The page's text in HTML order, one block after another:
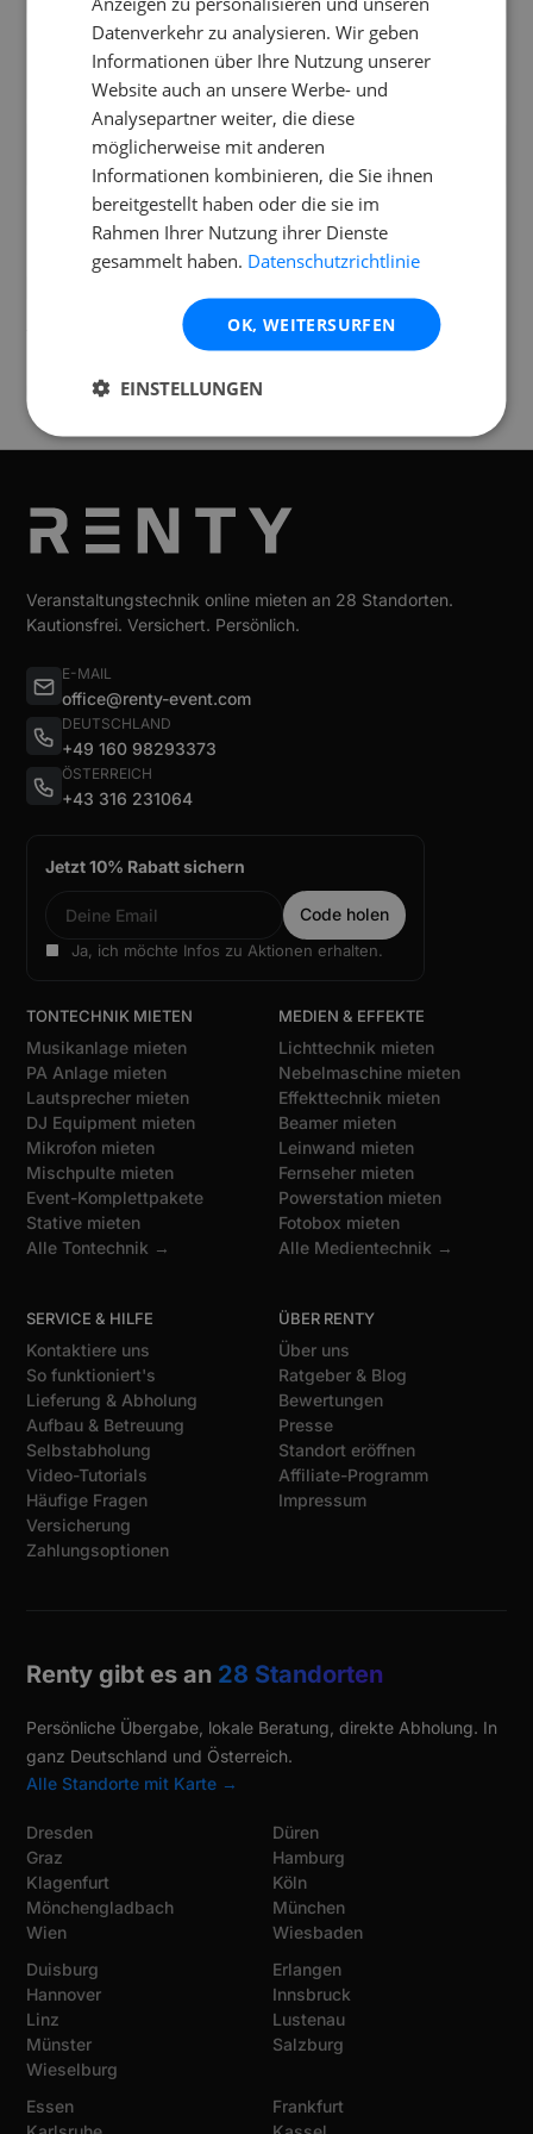
Hinterlässt die Stairville AF-40 Mini Fog
Machine einen Geruch?
Wie wartungsintensiv ist die Stairville AF-
40 Mini Fog Machine?
Verfügbar an folgendenStandorten
Veranstaltungstechnik online mieten an 28 Standorten.
Kautionsfrei. Versichert. Persönlich.
E-MAIL
office@renty-event.com
DEUTSCHLAND
+49 160 98293373
ÖSTERREICH
+43 316 231064
Jetzt 10% Rabatt sichern
Ja, ich möchte Infos zu Aktionen erhalten.
TONTECHNIK MIETEN
Musikanlage mieten
PA Anlage mieten
Lautsprecher mieten
DJ Equipment mieten
Mikrofon mieten
Mischpulte mieten
Event-Komplettpakete
Stative mieten
Alle Tontechnik →
MEDIEN & EFFEKTE
Lichttechnik mieten
Nebelmaschine mieten
Effekttechnik mieten
Beamer mieten
Leinwand mieten
Fernseher mieten
Powerstation mieten
Fotobox mieten
Alle Medientechnik →
SERVICE & HILFE
Kontaktiere uns
So funktioniert's
Lieferung & Abholung
Aufbau & Betreuung
Selbstabholung
Video-Tutorials
Häufige Fragen
Versicherung
Zahlungsoptionen
ÜBER RENTY
Über uns
Ratgeber & Blog
Bewertungen
Presse
Standort eröffnen
Affiliate-Programm
Impressum
Renty gibt es an 28 Standorten
Persönliche Übergabe, lokale Beratung, direkte Abholung. In
ganz Deutschland und Österreich.
Alle Standorte mit Karte →
Dresden
Graz
Klagenfurt
Mönchengladbach
Wien
Düren
Hamburg
Köln
München
Wiesbaden
Duisburg
Hannover
Linz
Münster
Wieselburg
Erlangen
Innsbruck
Lustenau
Salzburg
Essen
Frankfurt
Datenverkehr zu analysieren. Wir geben
Informationen über Ihre Nutzung unserer
Website auch an unsere Werbe- und
Analysepartner weiter, die diese
möglicherweise mit anderen
Informationen kombinieren, die Sie ihnen
bereitgestellt haben oder die sie im
Rahmen Ihrer Nutzung ihrer Dienste
gesammelt haben. Datenschutzrichtlinie
OK, WEITERSURFEN
EINSTELLUNGEN